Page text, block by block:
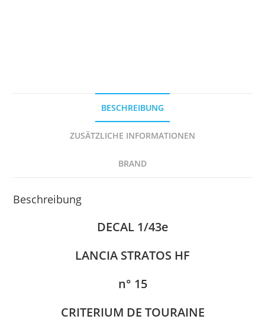
BESCHREIBUNG
ZUSÄTZLICHE INFORMATIONEN
BRAND
Beschreibung
DECAL 1/43e
LANCIA STRATOS HF
n° 15
CRITERIUM DE TOURAINE